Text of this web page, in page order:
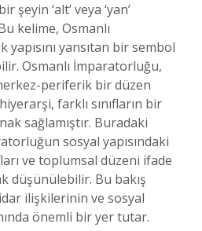
‘alt’ veya ‘yan’
kelime, Osmanlı
yansıtan bir sembol
Osmanlı İmparatorluğu,
periferik bir düzen
farklı sınıfların bir
sağlamıştır. Buradaki
sosyal yapısındaki
ve toplumsal düzeni ifade
düşünülebilir. Bu bakış
ilişkilerinin ve sosyal
önemli bir yer tutar.